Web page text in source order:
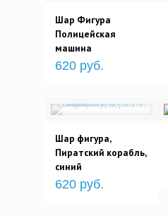
Шар Фигура
Полицейская
машина
620 руб.
Шар фигура,
Пиратский корабль,
синий
620 руб.